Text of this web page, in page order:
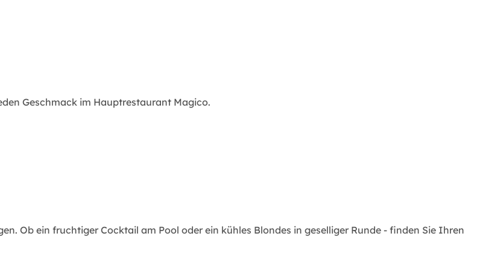
Geschmack im Hauptrestaurant Magico.
Ob ein fruchtiger Cocktail am Pool oder ein kühles Blondes in geselliger Runde - finden Sie Ihren